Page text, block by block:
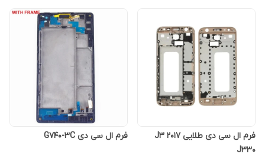
فرم ال سی دی طلایی J3 2017
J330
فرم ال سی دی G740-3C